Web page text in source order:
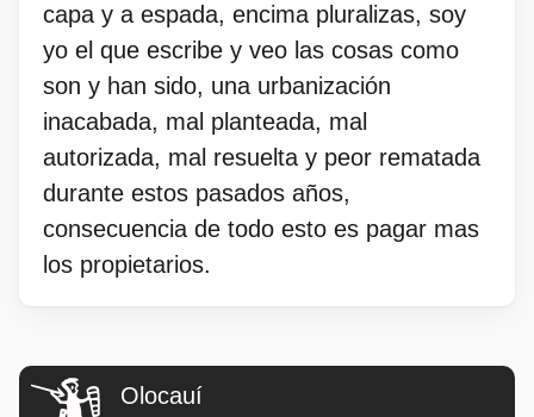
capa y a espada, encima pluralizas, soy
yo el que escribe y veo las cosas como
son y han sido, una urbanización
inacabada, mal planteada, mal
autorizada, mal resuelta y peor rematada
durante estos pasados años,
consecuencia de todo esto es pagar mas
los propietarios.
Olocauí